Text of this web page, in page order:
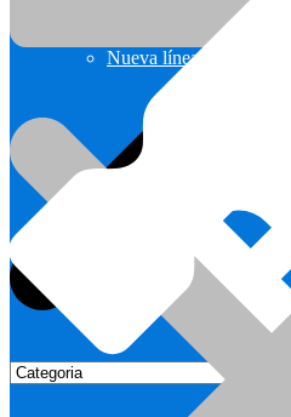
Nueva línea Solargas